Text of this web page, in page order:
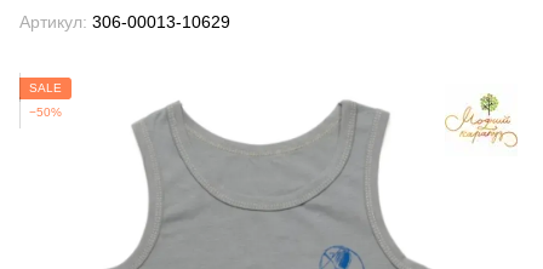
Артикул: 306-00013-10629
SALE
−50%